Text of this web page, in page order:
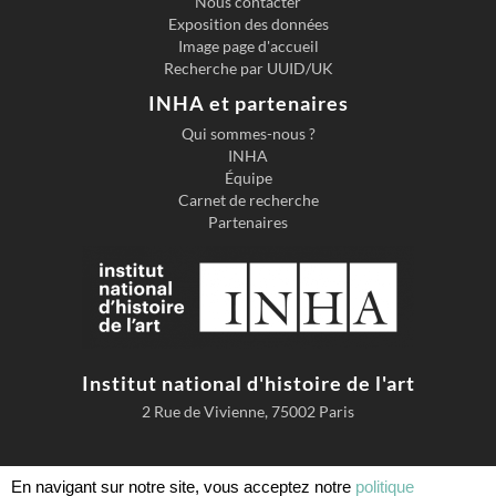
Exposition des données
Image page d'accueil
Recherche par UUID/UK
INHA et partenaires
Qui sommes-nous ?
INHA
Équipe
Carnet de recherche
Partenaires
Institut national d'histoire de l'art
2 Rue de Vivienne, 75002 Paris
En navigant sur notre site, vous acceptez notre politique